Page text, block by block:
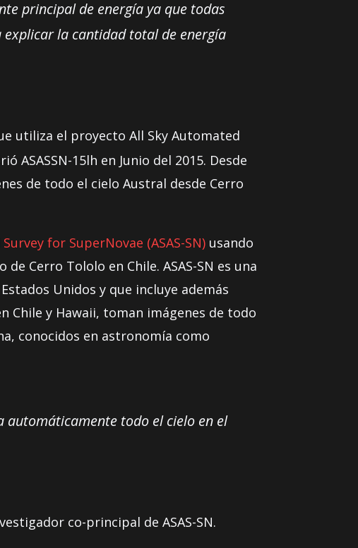
principal de energía ya que todas
la cantidad total de energía
utiliza el proyecto All Sky Automated
ASASSN-15lh en Junio del 2015. Desde
de todo el cielo Austral desde Cerro
for SuperNovae (ASAS-SN) usando
Cerro Tololo en Chile. ASAS-SN es una
Unidos y que incluye además
Chile y Hawaii, toman imágenes de todo
conocidos en astronomía como
automáticamente todo el cielo en el
co-principal de ASAS-SN.